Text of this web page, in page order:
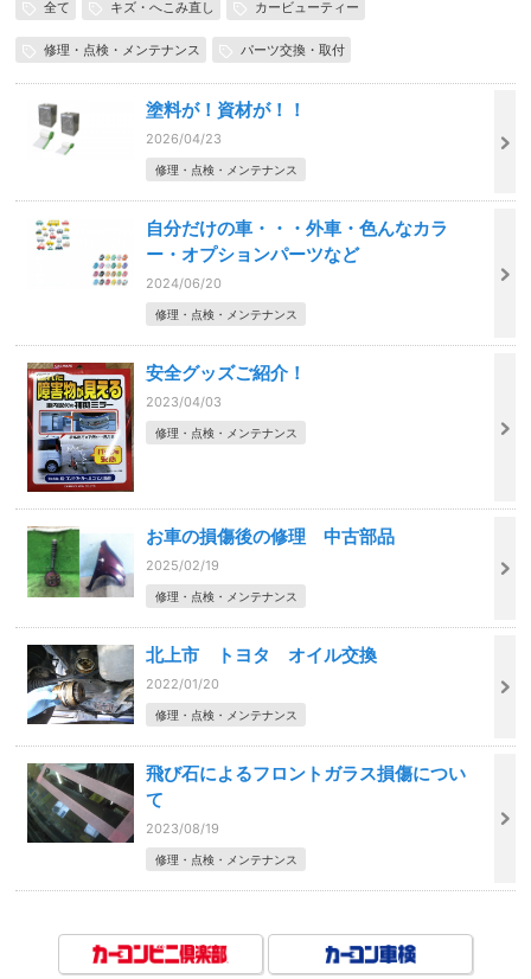
全て キズ・へこみ直し カービューティー
修理・点検・メンテナンス パーツ交換・取付
塗料が！資材が！！
2026/04/23
修理・点検・メンテナンス
自分だけの車・・・外車・色んなカラ
ー・オプションパーツなど
2024/06/20
修理・点検・メンテナンス
安全グッズご紹介！
2023/04/03
修理・点検・メンテナンス
お車の損傷後の修理 中古部品
2025/02/19
修理・点検・メンテナンス
北上市 トヨタ オイル交換
2022/01/20
修理・点検・メンテナンス
飛び石によるフロントガラス損傷につい
て
2023/08/19
修理・点検・メンテナンス